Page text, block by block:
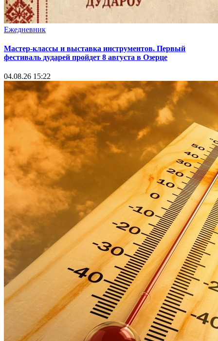
Ежедневник
Мастер-классы и выставка инструментов. Первый
фестиваль дударей пройдет 8 августа в Озерце
04.08.26 15:22